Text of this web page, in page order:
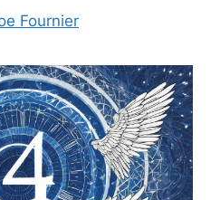
Fournier